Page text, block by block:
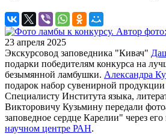
23 апреля 2025
Экскурсовод заповедника "Кивач"
подарки победителям конкурса на
безымянной ламбушки. Александра
подарок набор сувенирной продукции
Специалисту Института языка,
Викторовичу Кузьмину передали
заповедное сердце Карелии" через его
научном центре РАН.